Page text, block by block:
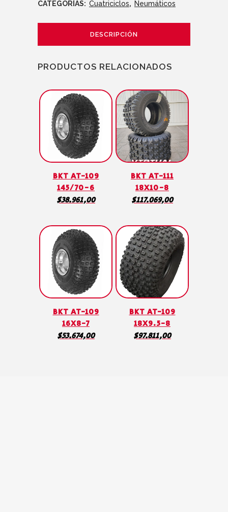
CATEGORÍAS: Cuatriciclos, Neumáticos
DESCRIPCIÓN
PRODUCTOS RELACIONADOS
BKT AT-109
145/70-6
$38.961,00
BKT AT-111
18X10-8
$117.069,00
BKT AT-109
16X8-7
$53.674,00
BKT AT-109
18X9.5-8
$97.811,00